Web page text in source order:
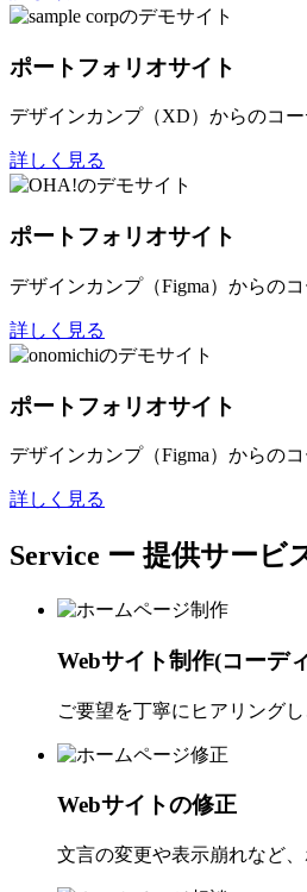
ポートフォリオサイト
デザインカンプ（XD）からのコ
詳しく見る
ポートフォリオサイト
デザインカンプ（Figma）からの
詳しく見る
ポートフォリオサイト
デザインカンプ（Figma）からの
詳しく見る
Service ー 提供サービ
Webサイト制作(コーデ
ご要望を丁寧にヒアリング
Webサイトの修正
文言の変更や表示崩れなど